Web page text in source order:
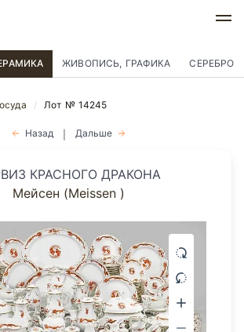
ЖИВОПИСЬ, ГРАФИКА СЕРЕБРО
Лот № 14245
Назад Дальше
КРАСНОГО ДРАКОНА
Мейсен (Meissen )